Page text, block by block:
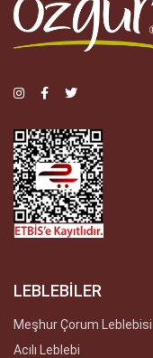
LEBLEBİLER
Meşhur Çorum Leblebisi
Acılı Leblebi